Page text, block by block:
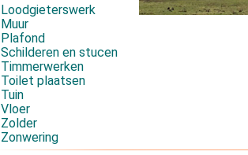
Loodgieterswerk
Muur
Plafond
Schilderen en stucen
Timmerwerken
Toilet plaatsen
Tuin
Vloer
Zolder
Zonwering